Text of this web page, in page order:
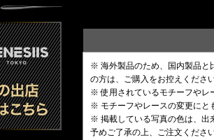
※ 海外製品のため、国内製品と
の方は、ご購入をお控えくださ
※ 使用されているモチーフやレ
※ モチーフやレースの変更にと
※ 掲載している写真の色は、出
予めご了承の上、ご注文くださ